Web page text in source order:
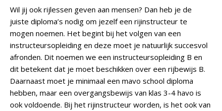
Wil jij ook rijlessen geven aan mensen? Dan heb je de
juiste diploma’s nodig om jezelf een rijinstructeur te
mogen noemen. Het begint bij het volgen van een
instructeursopleiding en deze moet je natuurlijk succesvol
afronden. Dit noemen we een instructeursopleiding B en
dit betekent dat je moet beschikken over een rijbewijs B.
Daarnaast moet je minimaal een mavo school diploma
hebben, maar een overgangsbewijs van klas 3-4 havo is
ook voldoende. Bij het rijinstructeur worden, is het ook van